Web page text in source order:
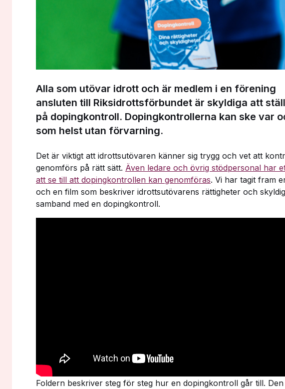
Alla som utövar idrott och är medlem i en förening
ansluten till Riksidrottsförbundet är skyldiga att
på dopingkontroll. Dopingkontrollerna kan ske var
som helst utan förvarning.
Det är viktigt att idrottsutövaren känner sig trygg och vet att
genomförs på rätt sätt. Även ledare och övrig stödpersonal har
att se till att dopingkontrollen kan genomföras. Vi har tagit fram
och en film som beskriver idrottsutövarens rättigheter och
samband med en dopingkontroll.
Foldern beskriver steg för steg hur en dopingkontroll går till.